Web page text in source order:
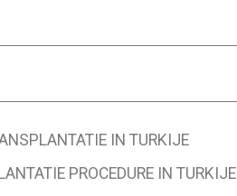
IN TURKIJE
PROCEDURE IN TURKIJE